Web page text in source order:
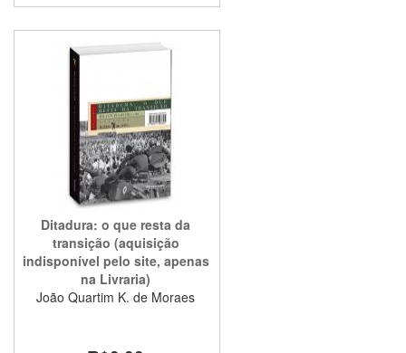
Ditadura: o que resta da
transição (aquisição
indisponível pelo site, apenas
na Livraria)
João Quartim K. de Moraes